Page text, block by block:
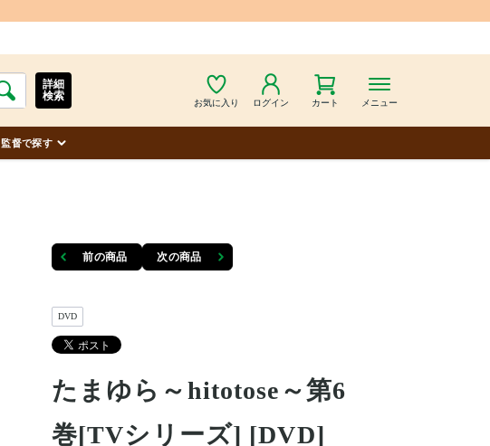
お気に入り ログイン カート メニュー
詳細
検索
監督で探す
前の商品 次の商品
DVD
たまゆら～hitotose～第6
巻[TVシリーズ] [DVD]